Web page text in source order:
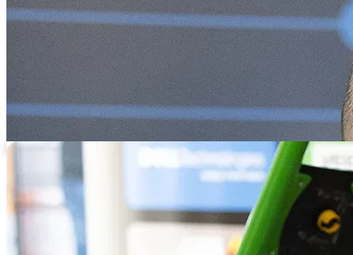
Lächelnder Teilnehmer im Gespräch